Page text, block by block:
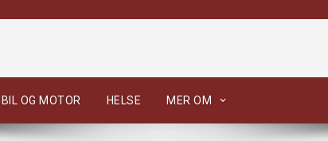
BIL OG MOTOR HELSE MER OM